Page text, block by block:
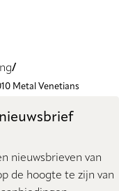
Metal Venetians
nieuwsbrieven van
de hoogte te zijn van